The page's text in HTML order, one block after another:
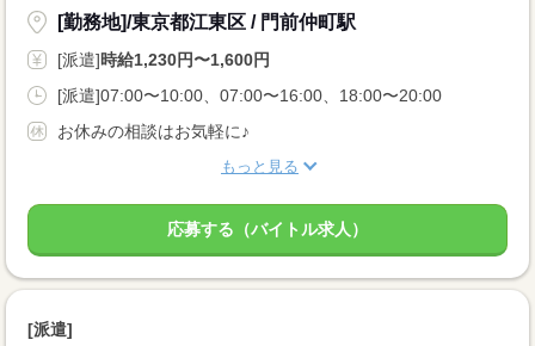
[勤務地]/東京都江東区 / 門前仲町駅
[派遣]時給1,230円〜1,600円
[派遣]07:00〜10:00、07:00〜16:00、18:00〜20:00
お休みの相談はお気軽に♪
もっと見る
応募する（バイトル求人）
[派遣]